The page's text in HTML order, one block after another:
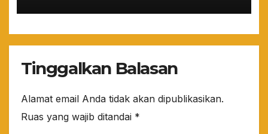
Global dari Pelosok Negeri
hingga Mancanegara
Tinggalkan Balasan
Alamat email Anda tidak akan dipublikasikan.
Ruas yang wajib ditandai *